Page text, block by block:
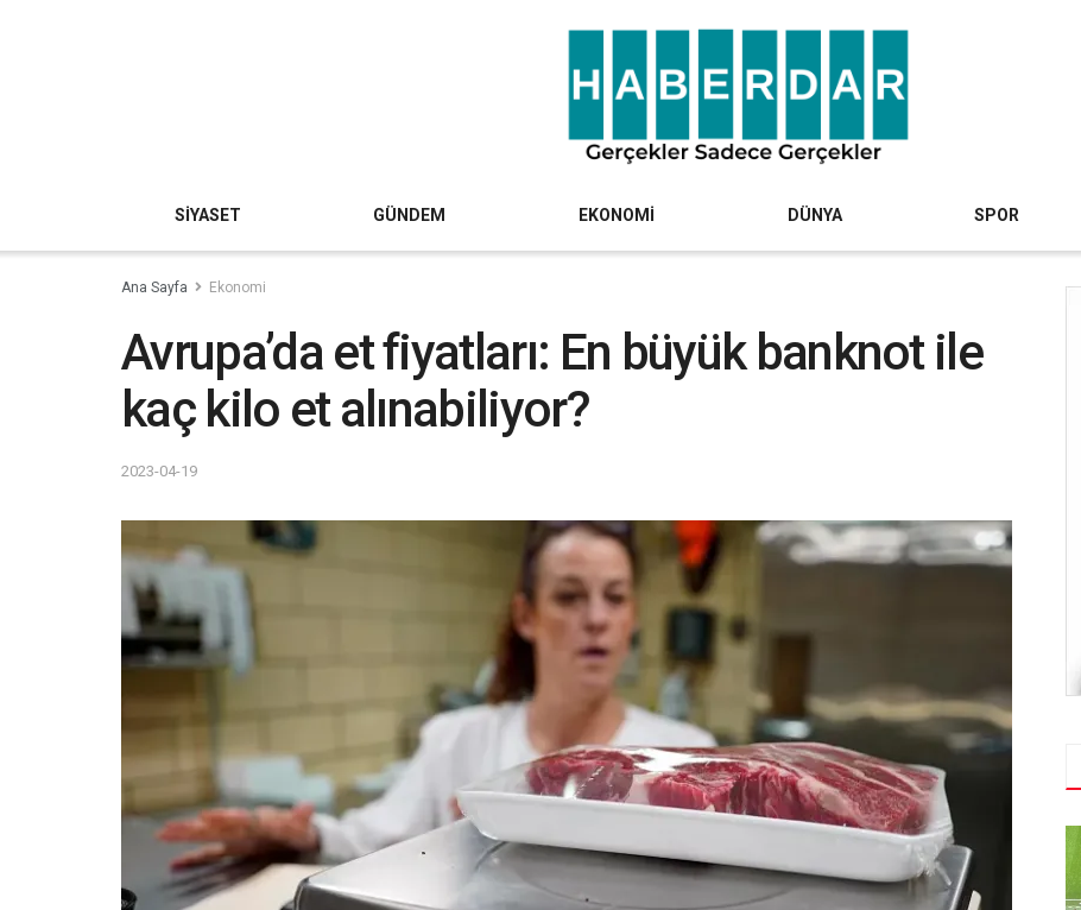
SİYASET GÜNDEM EKONOMİ DÜNYA SPOR
Ana Sayfa Ekonomi
Avrupa’da et fiyatları: En büyük banknot ile
kaç kilo et alınabiliyor?
2023-04-19